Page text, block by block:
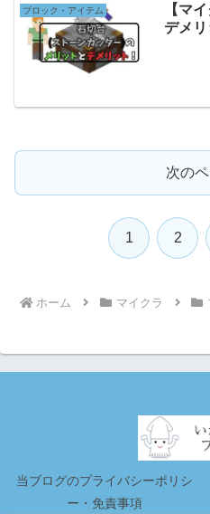
ブロック・アイテム
【マ
デメリ
次の
1 2
ホーム マイクラ
当ブログのプライバシーポリシ
ー・免責事項